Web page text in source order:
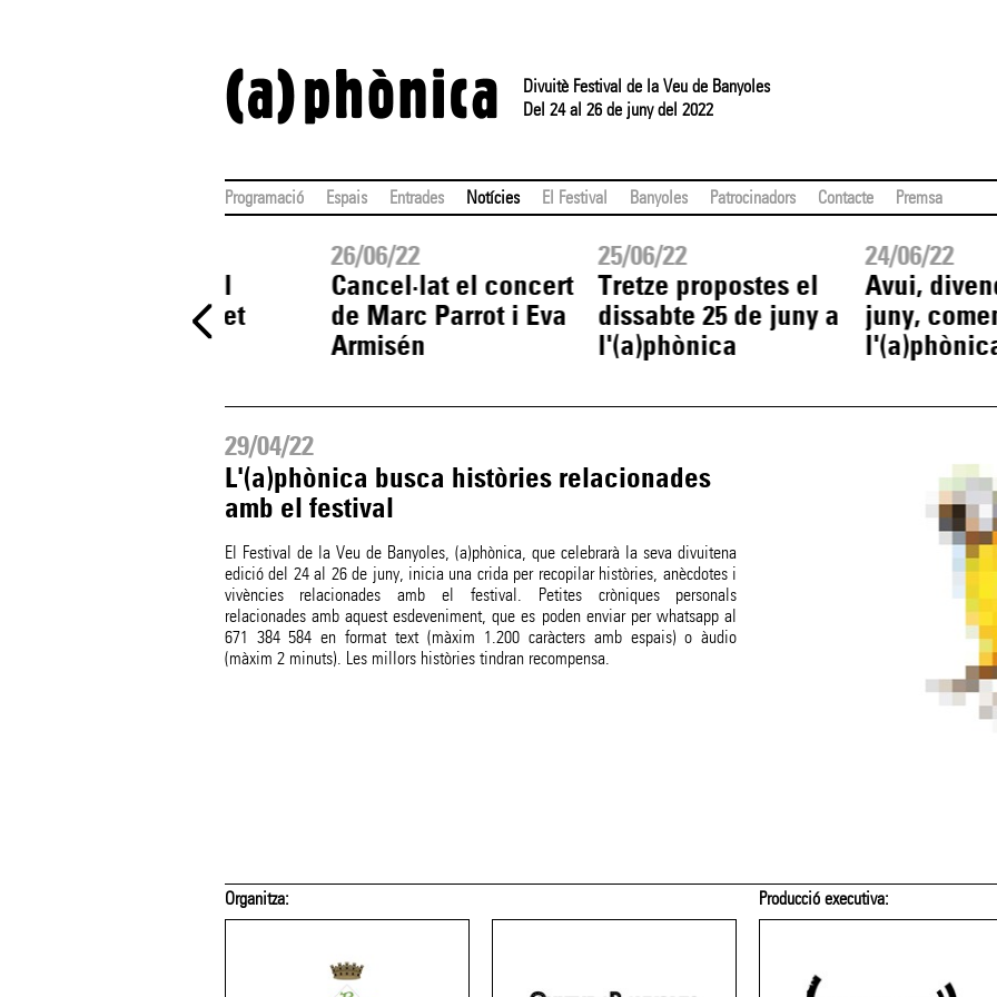
Divuitè Festival de la Veu de Banyoles
Del 24 al 26 de juny del 2022
Programació Espais Entrades Notícies El Festival Banyoles Patrocinadors Contacte Premsa
Recta final del
festival amb set
26/06/22
Cancel·lat el concert
de Marc Parrot i Eva
Armisén
25/06/22
Tretze propostes el
dissabte 25 de juny a
l'(a)phònica
24/06/22
Avui,
juny,
29/04/22
L'(a)phònica busca històries relacionades
amb el festival
El Festival de la Veu de Banyoles, (a)phònica, que celebrarà la seva divuitena
edició del 24 al 26 de juny, inicia una crida per recopilar històries, anècdotes i
vivències relacionades amb el festival. Petites cròniques personals
relacionades amb aquest esdeveniment, que es poden enviar per whatsapp al
671 384 584 en format text (màxim 1.200 caràcters amb espais) o àudio
(màxim 2 minuts). Les millors històries tindran recompensa.
Organitza: Producció executiva: